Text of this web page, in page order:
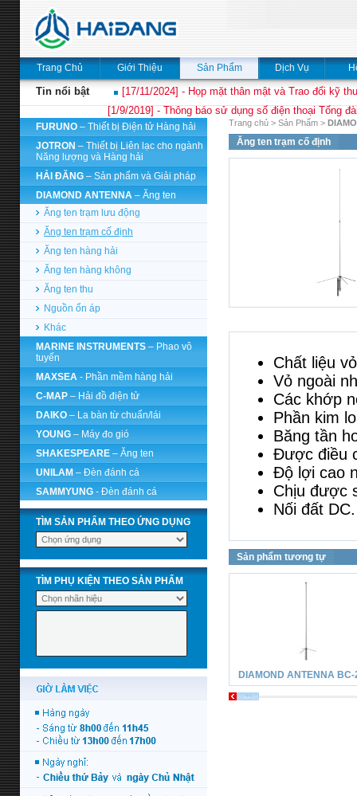
Trang Chủ Giới Thiệu Sản Phẩm Dịch Vụ
Tin nổi bật
[17/11/2024] - Họp mặt thân mật và Trao đổi kỹ
[1/9/2019] - Thông báo sử dụng số điện thoại Tổng
FURUNO – Thiết bị Điện tử Hàng hải
JOTRON – Thiết bị Liên lạc cho ngành
Năng lượng và Hàng hải
HẢI ĐĂNG – Sản phẩm và Giải pháp
DIAMOND ANTENNA – Ăng ten
Ăng ten trạm lưu động
Ăng ten trạm cố định
Ăng ten hàng hải
Ăng ten hàng không
Ăng ten thu
Nguồn ổn áp
Khác
MARINE INSTRUMENTS – Phao vô
tuyến
MAXSEA - Phần mềm hàng hải
C-MAP – Hải đồ điện tử
DAIKO – La bàn từ chuẩn/lái
YOUNG – Máy đo gió
SHAKESPEARE – Ăng ten
UNILAM – Đèn đánh cá
SAMMYUNG - Đèn đánh cá
TÌM SẢN PHẨM THEO ỨNG DỤNG
TÌM PHỤ KIỆN THEO SẢN PHẨM
Trang chủ > Sản Phẩm >
Ăng ten trạm cố định
Chất liệu
Vỏ ngoài
Các khớp
Phần kim
Băng tần
Được điều
Độ lợi cao
Chịu được
Nối đất DC.
Sản phẩm tương tự
DIAMOND ANTENNA